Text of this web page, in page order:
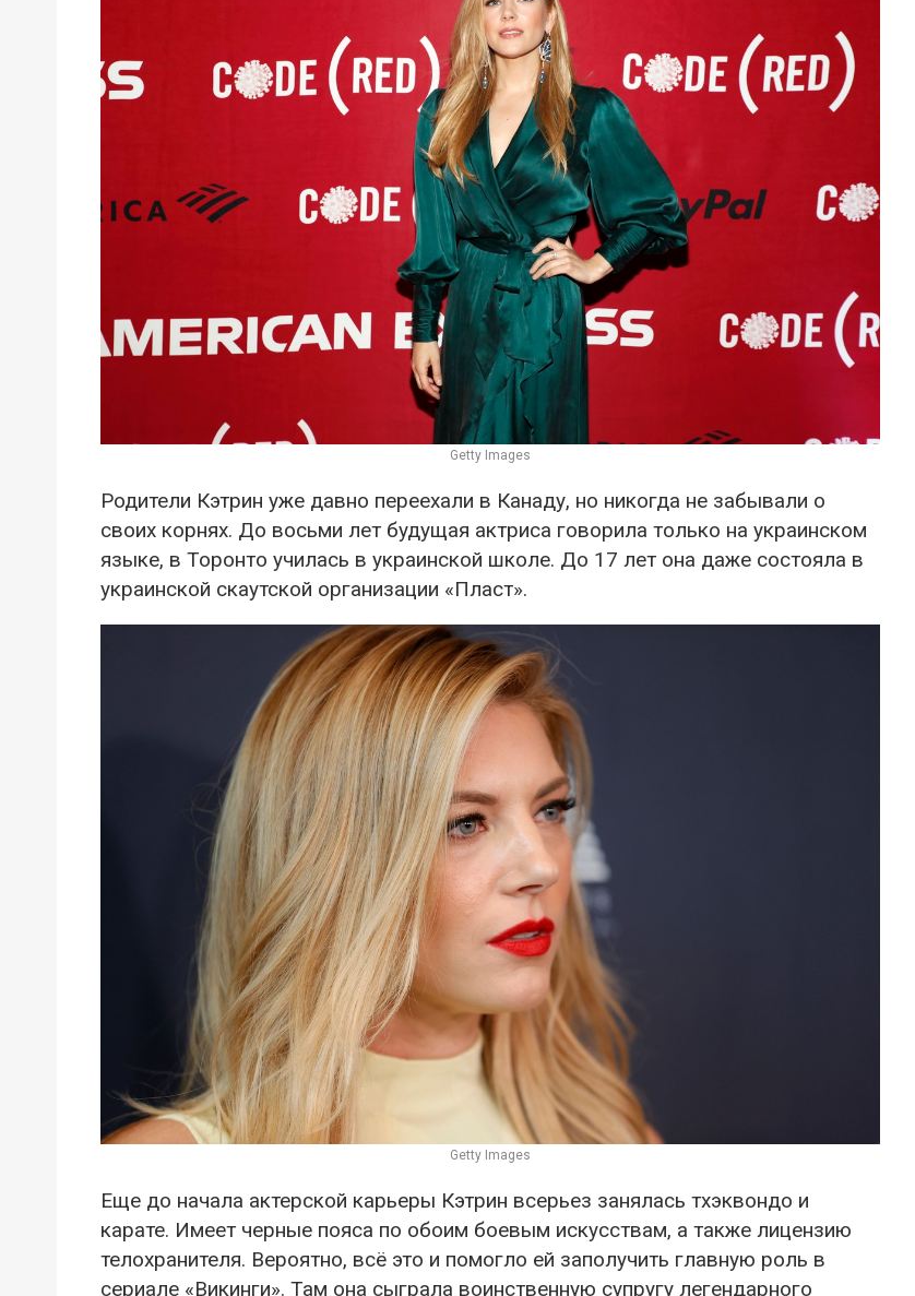
Getty Images
Родители Кэтрин уже давно переехали в Канаду, но никогда не забывали о
своих корнях. До восьми лет будущая актриса говорила только на украинском
языке, в Торонто училась в украинской школе. До 17 лет она даже состояла в
украинской скаутской организации «Пласт».
Getty Images
Еще до начала актерской карьеры Кэтрин всерьез занялась тхэквондо и
карате. Имеет черные пояса по обоим боевым искусствам, а также лицензию
телохранителя. Вероятно, всё это и помогло ей заполучить главную роль в
сериале «Викинги». Там она сыграла воинственную супругу легендарного